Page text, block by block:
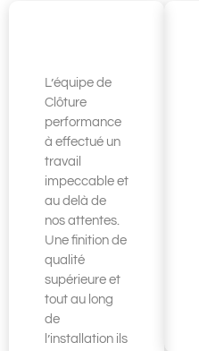
L’équipe de
Clôture
performance
à effectué un
travail
impeccable et
au delà de
nos attentes.
Une finition de
qualité
supérieure et
tout au long
de
l’installation ils